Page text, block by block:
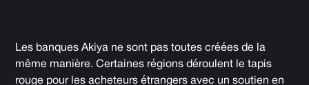
Les banques Akiya ne sont pas toutes créées de la
même manière. Certaines régions déroulent le tapis
rouge pour les acheteurs étrangers avec un soutien en